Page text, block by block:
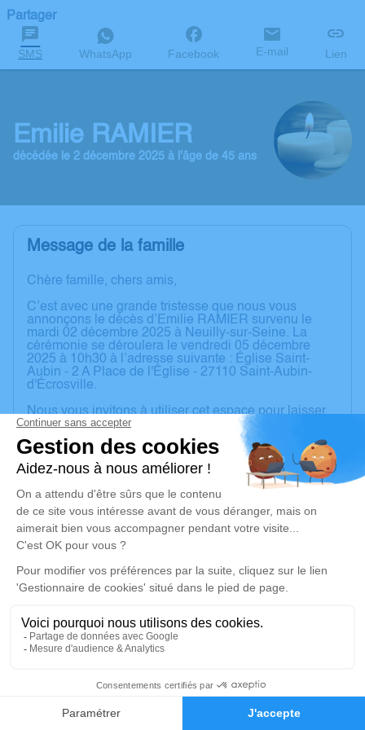
Faire-part Hommages
Partager
SMS WhatsApp Facebook E-mail Lien
Emilie RAMIER
décédée le 2 décembre 2025 à l'âge de 45 ans
Message de la famille
Chère famille, chers amis,
C’est avec une grande tristesse que nous vous
annonçons le décès d’Emilie RAMIER survenu le
mardi 02 décembre 2025 à Neuilly-sur-Seine. La
cérémonie se déroulera le vendredi 05 décembre
2025 à 10h30 à l’adresse suivante : Église Saint-
Aubin - 2 A Place de l'Église - 27110 Saint-Aubin-
d'Écrosville.
Nous vous invitons à utiliser cet espace pour laisser
vos condoléances, partager des photos souvenirs,
une anecdote ou exprimer vos pensées à travers des
poèmes ou des textes. Cet endroit est un lieu
d'expression dédié à honorer la mémoire d’Emilie
RAMIER.
Les membres de la famille ne souhaitent pas
particulièrement de fleurs, ils vous invitent à faire des
dons au profit de la ligue contre le Cancer. (une urne
sera à votre disposition près du registre à signature
dans l'église)
Je rends hommage
Cérémonie religieuse
Église Saint-Aubin de Saint-Aubin-d'Écrosville
2 A Place de l'Église